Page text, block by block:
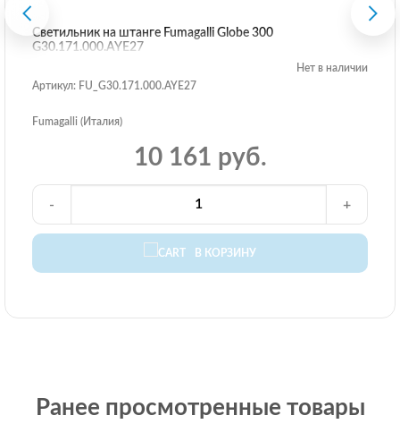
Светильник на штанге Fumagalli Globe 300
G30.171.000.AYE27
Нет в наличии
Артикул: FU_G30.171.000.AYE27
Fumagalli (Италия)
10 161 руб.
В КОРЗИНУ
- +
Ранее просмотренные товары